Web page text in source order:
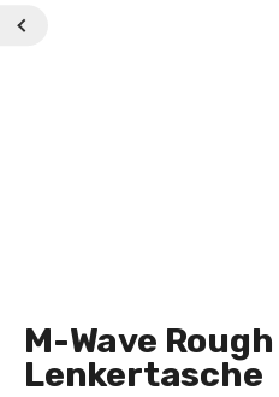
M-Wave
Lenkertasche